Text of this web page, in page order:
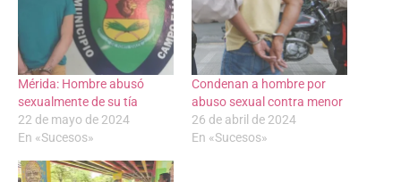
Mérida: Hombre abusó
sexualmente de su tía
22 de mayo de 2024
En «Sucesos»
Condenan a hombre por
abuso sexual contra menor
26 de abril de 2024
En «Sucesos»